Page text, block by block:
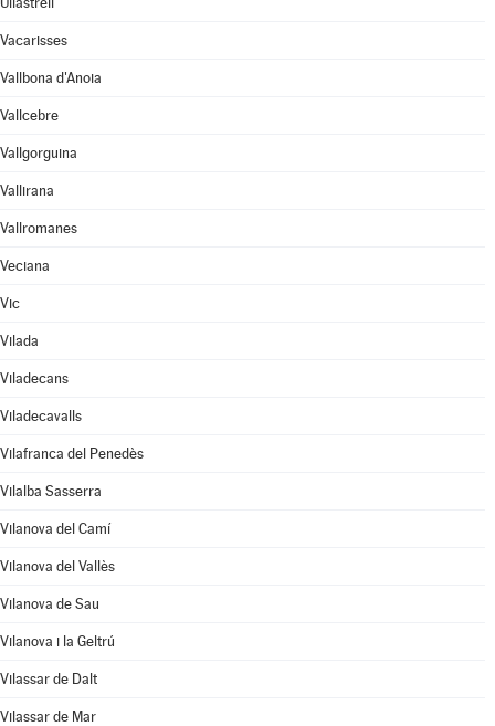
Vacarisses
Vallbona d'Anoia
Vallcebre
Vallgorguina
Vallirana
Vallromanes
Veciana
Vic
Vilada
Viladecans
Viladecavalls
Vilafranca del Penedès
Vilalba Sasserra
Vilanova del Camí
Vilanova del Vallès
Vilanova de Sau
Vilanova i la Geltrú
Vilassar de Dalt
Vilassar de Mar